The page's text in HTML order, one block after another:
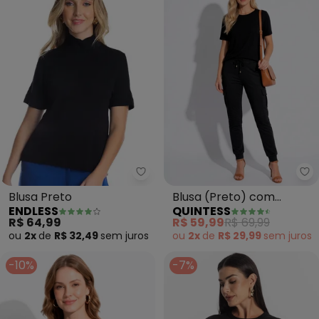
Endless - Blusa Preto
Blusa Preto
ENDLESS
R$ 64,99
ou 2x de R$ 32,49 sem juros
Blusa (Preto) com
Mangas Curtas
QUINTESS
R$ 59,99R$ 69,99
ou 2x de R$ 29,99 sem juros
-10% -7%